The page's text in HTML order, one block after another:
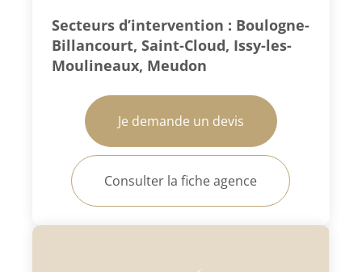
Secteurs d’intervention : Boulogne-
Billancourt, Saint-Cloud, Issy-les-
Moulineaux, Meudon
Je demande un devis
Consulter la fiche agence